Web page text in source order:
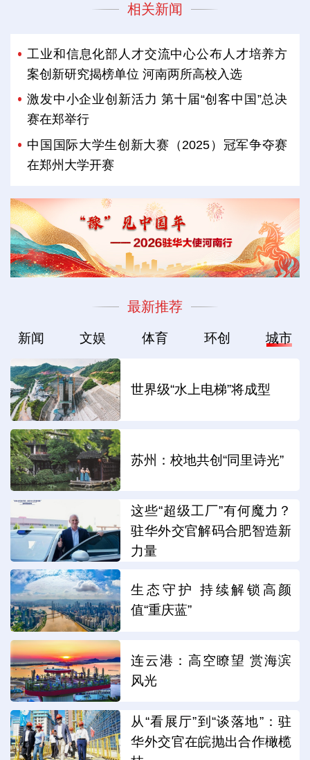
相关新闻
工业和信息化部人才交流中心公布人才培养方
案创新研究揭榜单位 河南两所高校入选
激发中小企业创新活力 第十届“创客中国”总决
赛在郑举行
中国国际大学生创新大赛（2025）冠军争夺赛
在郑州大学开赛
最新推荐
新闻 文娱 体育 环创 城市
世界级“水上电梯”将成型
苏州：校地共创“同里诗光”
这些“超级工厂”有何魔力？
驻华外交官解码合肥智造新
力量
生态守护 持续解锁高颜
值“重庆蓝”
连云港：高空瞭望 赏海滨
风光
从“看展厅”到“谈落地”：驻
华外交官在皖抛出合作橄榄